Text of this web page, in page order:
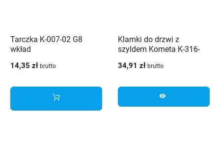
Tarczka K-007-02 G8
wkład
14,35 zł brutto
Klamki do drzwi z
szyldem Kometa K-316-
34,91 zł brutto
visibility